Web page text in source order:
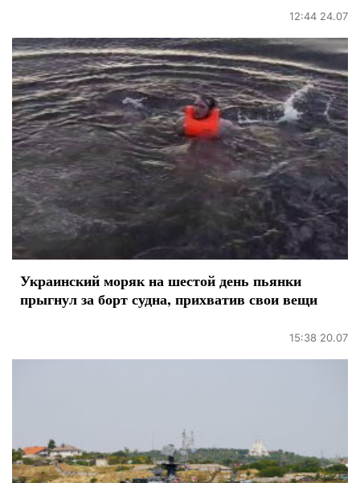
12:44 24.07
Украинский моряк на шестой день пьянки
прыгнул за борт судна, прихватив свои вещи
15:38 20.07